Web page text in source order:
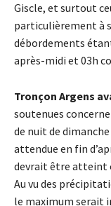
Giscle, et surtout
particulièrement à
débordements
après-midi et 03h
Tronçon Argens
soutenues
de nuit de dimanche
attendue en fin
devrait être atteint
Au vu des
le maximum serait